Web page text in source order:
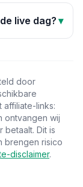
live dag? ▾
door
affiliate-links:
ontvangen wij
Dit is
brengen risico
disclaimer.